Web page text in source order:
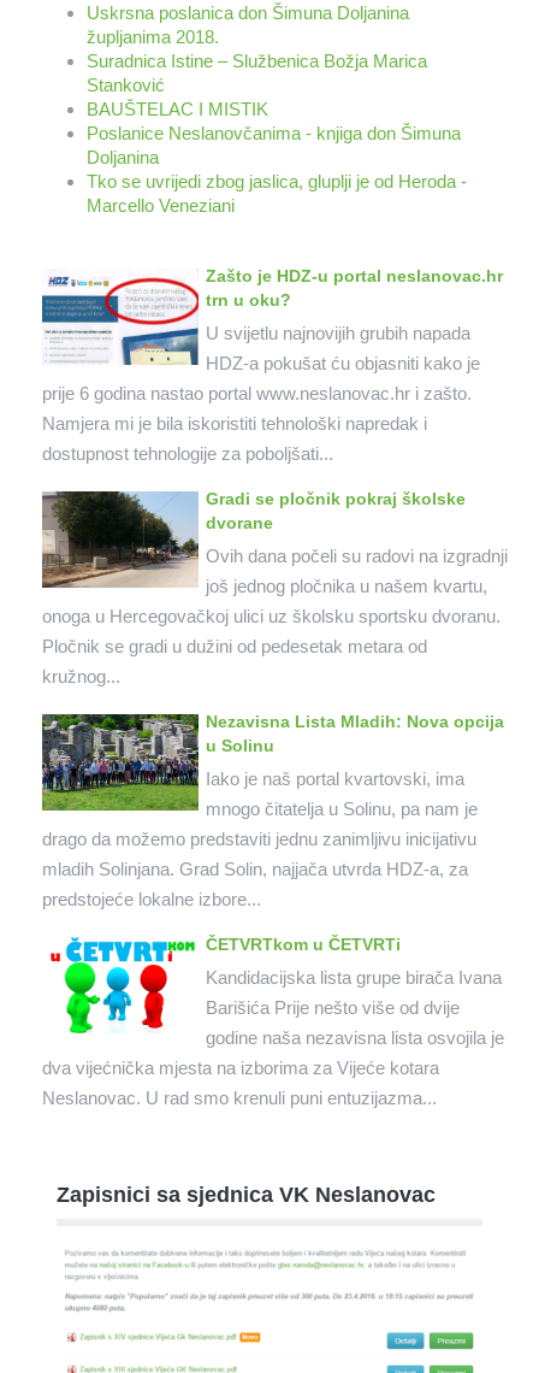
Uskrsna poslanica don Šimuna Doljanina
župljanima 2018.
Suradnica Istine – Službenica Božja Marica
Stanković
BAUŠTELAC I MISTIK
Poslanice Neslanovčanima - knjiga don Šimuna
Doljanina
Tko se uvrijedi zbog jaslica, gluplji je od Heroda -
Marcello Veneziani
Zašto je HDZ-u portal neslanovac.hr
trn u oku?
U svijetlu najnovijih grubih napada
HDZ-a pokušat ću objasniti kako je
prije 6 godina nastao portal www.neslanovac.hr i zašto.
Namjera mi je bila iskoristiti tehnološki napredak i
dostupnost tehnologije za poboljšati...
Gradi se pločnik pokraj školske
dvorane
Ovih dana počeli su radovi na izgradnji
još jednog pločnika u našem kvartu,
onoga u Hercegovačkoj ulici uz školsku sportsku dvoranu.
Pločnik se gradi u dužini od pedesetak metara od
kružnog...
Nezavisna Lista Mladih: Nova opcija
u Solinu
Iako je naš portal kvartovski, ima
mnogo čitatelja u Solinu, pa nam je
drago da možemo predstaviti jednu zanimljivu inicijativu
mladih Solinjana. Grad Solin, najjača utvrda HDZ-a, za
predstojeće lokalne izbore...
ČETVRTkom u ČETVRTi
Kandidacijska lista grupe birača Ivana
Barišića Prije nešto više od dvije
godine naša nezavisna lista osvojila je
dva vijećnička mjesta na izborima za Vijeće kotara
Neslanovac. U rad smo krenuli puni entuzijazma...
Zapisnici sa sjednica VK Neslanovac